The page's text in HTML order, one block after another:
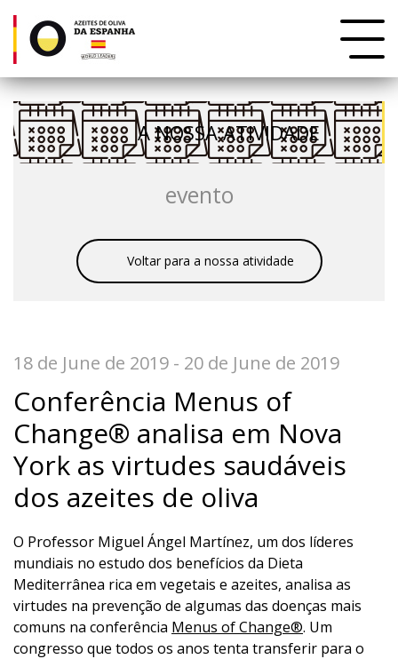
A NOSSA ATIVIDADE
evento
Voltar para a nossa atividade
18 de June de 2019 - 20 de June de 2019
Conferência Menus of
Change® analisa em Nova
York as virtudes saudáveis
dos azeites de oliva
O Professor Miguel Ángel Martínez, um dos líderes
mundiais no estudo dos benefícios da Dieta
Mediterrânea rica em vegetais e azeites, analisa as
virtudes na prevenção de algumas das doenças mais
comuns na conferência Menus of Change®. Um
congresso que todos os anos tenta transferir para o